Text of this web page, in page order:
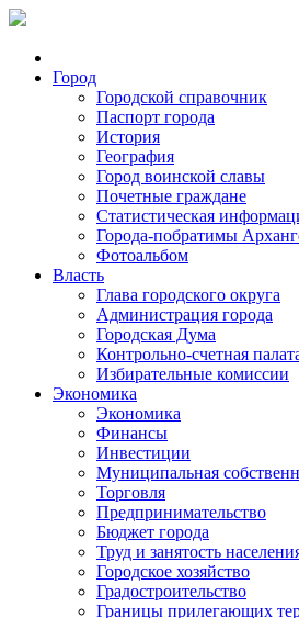
Город
Городской справочник
Паспорт города
История
География
Город воинской славы
Почетные граждане
Статистическая
Города-побратимы
Фотоальбом
Власть
Глава городского округа
Администрация города
Городская Дума
Контрольно-счетная
Избирательные комиссии
Экономика
Экономика
Финансы
Инвестиции
Муниципальная
Торговля
Предпринимательство
Бюджет города
Труд и занятость
Городское хозяйство
Градостроительство
Границы прилегающих